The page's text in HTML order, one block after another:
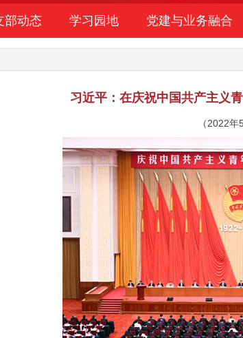
部动态 学习园地 党建与业务融合
习近平：在庆祝中国共产主义
（2022年